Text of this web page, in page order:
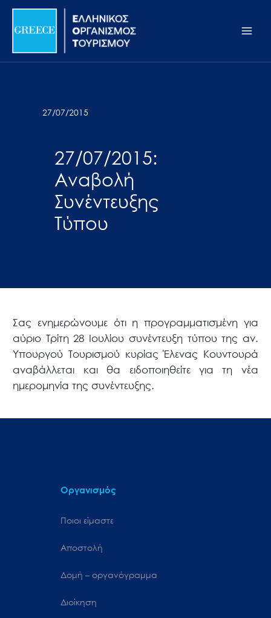
Σημείωση:
ιστότοπος
προσβασιμότητας.
Μετάβαση
περιεχόμενο
27/07/2015
27/07/2015:
Αναβολή
Συνέντευξης
Τύπου
Σας ενημερώνουμε ότι η προγραμματισμένη για
αύριο Τρίτη 28 Ιουλίου συνέντευξη τύπου της αν.
Υπουργού Τουρισμού κυρίας Έλενας Κουντουρά
αναβάλλεται και θα ειδοποιηθείτε για τη νέα
ημερομηνία της συνέντευξης.
Οργανισμός
Ποιοι είμαστε
Αποστολή
Δομή – οργανόγραμμα
Διοίκηση